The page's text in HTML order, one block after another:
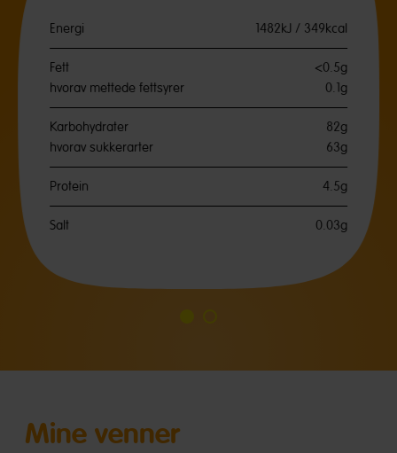
Energi 1482kJ / 349kcal
Fett
<0.5g
hvorav mettede fettsyrer
0.1g
Karbohydrater
82g
hvorav sukkerarter
63g
Protein 4.5g
Salt 0.03g
1
2
Mine venner